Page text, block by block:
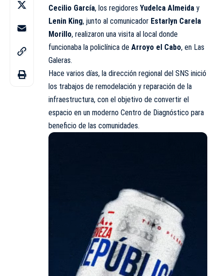
Cecilio García, los regidores Yudelca Almeida y
Lenin King, junto al comunicador Estarlyn Carela
Morillo, realizaron una visita al local donde
funcionaba la policlínica de Arroyo el Cabo, en Las
Galeras.
Hace varios días, la dirección regional del SNS inició
los trabajos de remodelación y reparación de la
infraestructura, con el objetivo de convertir el
espacio en un moderno Centro de Diagnóstico para
beneficio de las comunidades.